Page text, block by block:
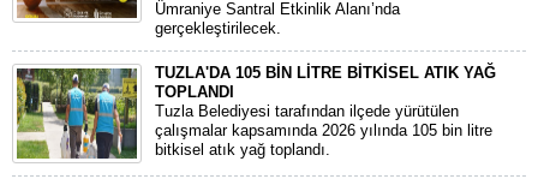
Ümraniye Santral Etkinlik Alanı’nda
gerçekleştirilecek.
TUZLA'DA 105 BİN LİTRE BİTKİSEL ATIK YAĞ
TOPLANDI
Tuzla Belediyesi tarafından ilçede yürütülen
çalışmalar kapsamında 2026 yılında 105 bin litre
bitkisel atık yağ toplandı.